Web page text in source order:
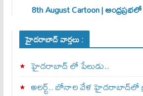
8th August Cartoon |
హైదరాబాద్ వార్తలు :
హైదరాబాద్ లో పేలుడు..
అలర్ట్‌.. బోనాల వేళ హైదరాబాద్‌లో